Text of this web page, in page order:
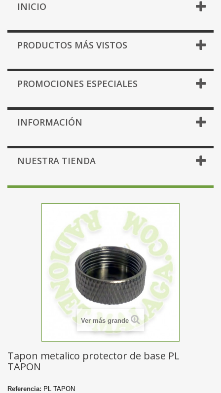
INICIO
PRODUCTOS MÁS VISTOS
PROMOCIONES ESPECIALES
INFORMACIÓN
NUESTRA TIENDA
Ver más grande
Tapon metalico protector de base PL
TAPON
Referencia: PL TAPON